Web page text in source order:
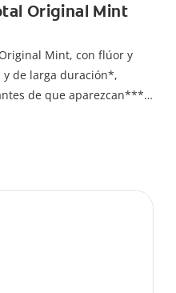
Original Mint
Mint, con flúor y
de larga duración*,
de que aparezcan****.
continuo por 4